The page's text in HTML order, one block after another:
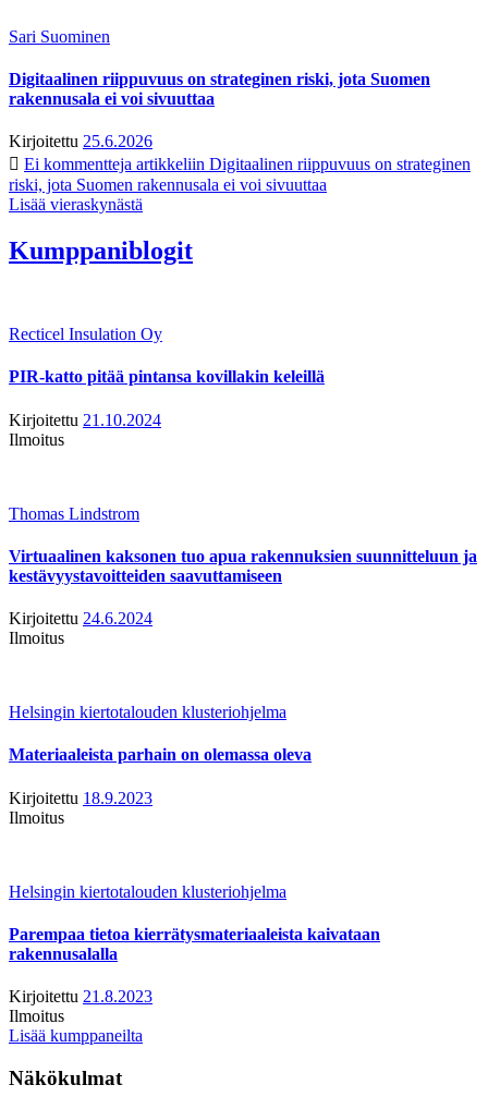
Sari Suominen
Digitaalinen riippuvuus on strateginen riski, jota Suomen
rakennusala ei voi sivuuttaa
Kirjoitettu 25.6.2026
Ei kommentteja artikkeliin Digitaalinen riippuvuus on strateginen
riski, jota Suomen rakennusala ei voi sivuuttaa
Lisää vieraskynästä
Kumppaniblogit
Recticel Insulation Oy
PIR-katto pitää pintansa kovillakin keleillä
Kirjoitettu 21.10.2024
Ilmoitus
Thomas Lindstrom
Virtuaalinen kaksonen tuo apua rakennuksien suunnitteluun ja
kestävyystavoitteiden saavuttamiseen
Kirjoitettu 24.6.2024
Ilmoitus
Helsingin kiertotalouden klusteriohjelma
Materiaaleista parhain on olemassa oleva
Kirjoitettu 18.9.2023
Ilmoitus
Helsingin kiertotalouden klusteriohjelma
Parempaa tietoa kierrätysmateriaaleista kaivataan
rakennusalalla
Kirjoitettu 21.8.2023
Ilmoitus
Lisää kumppaneilta
Näkökulmat